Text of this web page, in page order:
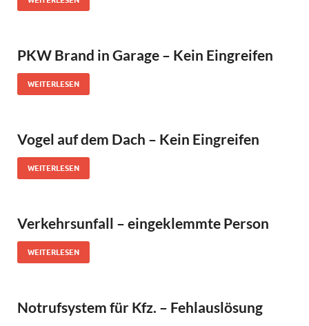
PKW Brand in Garage – Kein Eingreifen
WEITERLESEN
Vogel auf dem Dach – Kein Eingreifen
WEITERLESEN
Verkehrsunfall – eingeklemmte Person
WEITERLESEN
Notrufsystem für Kfz. – Fehlauslösung